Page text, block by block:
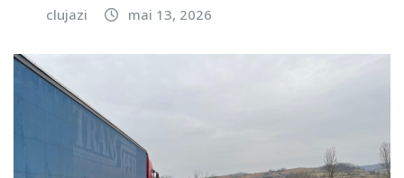
clujazi mai 13, 2026